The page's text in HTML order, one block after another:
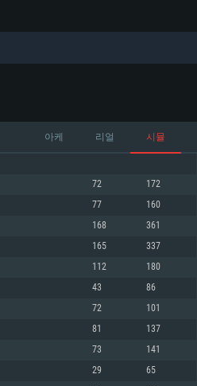
Xeon 은 지원하지 않습니다)
아케 리얼 시뮬
72 172
77 160
168 361
165 337
112 180
43 86
72 101
81 137
73 141
29 65